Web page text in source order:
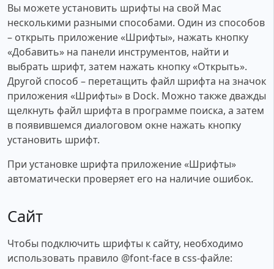
Вы можете установить шрифты на свой Mac
несколькими разными способами. Один из способов
– открыть приложение «Шрифты», нажать кнопку
«Добавить» на панели инструментов, найти и
выбрать шрифт, затем нажать кнопку «Открыть».
Другой способ – перетащить файл шрифта на значок
приложения «Шрифты» в Dock. Можно также дважды
щелкнуть файл шрифта в программе поиска, а затем
в появившемся диалоговом окне нажать кнопку
установить шрифт.
При установке шрифта приложение «Шрифты»
автоматически проверяет его на наличие ошибок.
Сайт
Чтобы подключить шрифты к сайту, необходимо
использовать правило @font-face в css-файле: